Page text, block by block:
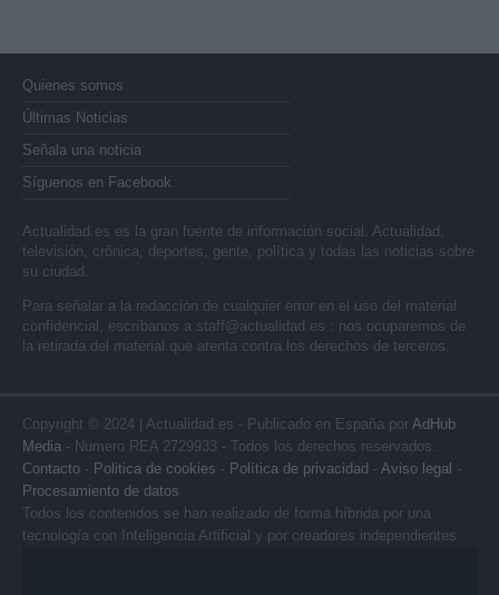
Quienes somos
Últimas Noticias
Señala una noticia
Síguenos en Facebook
Actualidad.es es la gran fuente de información social. Actualidad,
televisión, crónica, deportes, gente, política y todas las noticias sobre
su ciudad.
Para señalar a la redacción de cualquier error en el uso del material
confidencial, escríbanos a staff@actualidad.es : nos ocuparemos de
la retirada del material que atenta contra los derechos de terceros.
Copyright © 2024 | Actualidad.es - Publicado en España por AdHub
Media - Numero REA 2729933 - Todos los derechos reservados.
Contacto - Politica de cookies - Política de privacidad - Aviso legal -
Procesamiento de datos
Todos los contenidos se han realizado de forma híbrida por una
tecnología con Inteligencia Artificial y por creadores independientes